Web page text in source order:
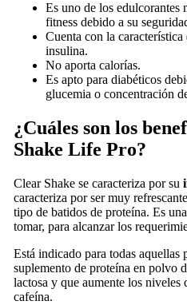
Es uno de los edulcorantes
fitness debido a su
Cuenta con la
insulina.
No aporta calorías.
Es apto para diabéticos
glucemia o concentración
¿Cuáles son los
Shake Life Pro?
Clear Shake se caracteriza por su
caracteriza por ser muy
tipo de batidos de proteína. Es
tomar, para alcanzar los
Está indicado para todas aquellas
suplemento de proteína en polvo
lactosa y que aumente los niveles
cafeína.